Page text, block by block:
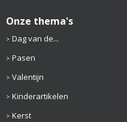
Onze thema's
Dag van de...
Pasen
Valentijn
Kinderartikelen
Kerst